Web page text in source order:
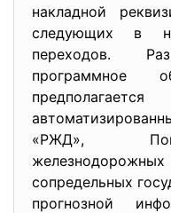
накладной
следующих в
переходов.
программное
«РЖД»,
сопредельных
прогнозной